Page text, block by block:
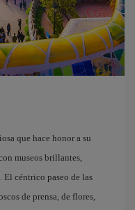
que hace honor a su
museos brillantes,
céntrico paseo de las
de prensa, de flores,